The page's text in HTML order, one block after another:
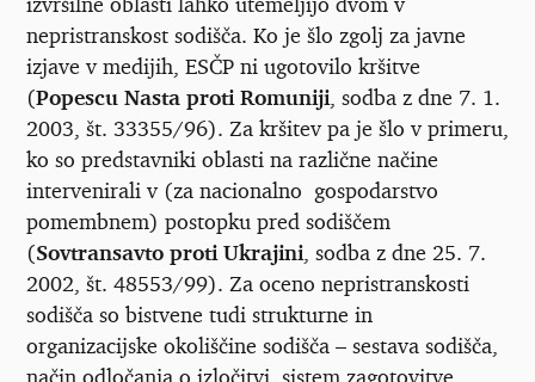
nepristranskost sodišča. Ko je šlo zgolj za javne
izjave v medijih, ESČP ni ugotovilo kršitve
(Popescu Nasta proti Romuniji , sodba z dne 7. 1.
2003, št. 33355/96). Za kršitev pa je šlo v primeru,
ko so predstavniki oblasti na različne načine
intervenirali v (za nacionalno gospodarstvo
pomembnem) postopku pred sodiščem
(Sovtransavto proti Ukrajini , sodba z dne 25. 7.
2002, št. 48553/99). Za oceno nepristranskosti
sodišča so bistvene tudi strukturne in
organizacijske okoliščine sodišča – sestava sodišča,
način odločanja o izločitvi, sistem zagotovitve